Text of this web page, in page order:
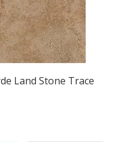
Land Stone Trace